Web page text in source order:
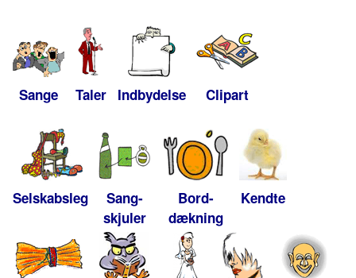
Sange Taler Indbydelse Clipart
Selskabsleg
Sang-
skjuler
Bord-
dækning
Kendte